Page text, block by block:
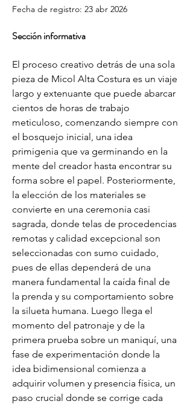
Fecha de registro: 23 abr 2026
Sección informativa
El proceso creativo detrás de una sola
pieza de Micol Alta Costura es un viaje
largo y extenuante que puede abarcar
cientos de horas de trabajo
meticuloso, comenzando siempre con
el bosquejo inicial, una idea
primigenia que va germinando en la
mente del creador hasta encontrar su
forma sobre el papel. Posteriormente,
la elección de los materiales se
convierte en una ceremonia casi
sagrada, donde telas de procedencias
remotas y calidad excepcional son
seleccionadas con sumo cuidado,
pues de ellas dependerá de una
manera fundamental la caída final de
la prenda y su comportamiento sobre
la silueta humana. Luego llega el
momento del patronaje y de la
primera prueba sobre un maniquí, una
fase de experimentación donde la
idea bidimensional comienza a
adquirir volumen y presencia física, un
paso crucial donde se corrige cada